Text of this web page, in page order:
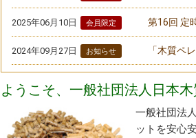
2025年06月10日 会員限定 第16回 定
2024年09月27日 お知らせ 「木質ペ
ようこそ、一般社団法人日本
一般社団法
ットを安心